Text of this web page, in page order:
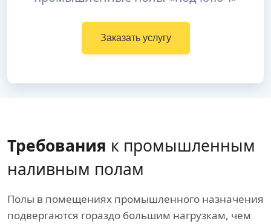
Заказать услугу
Требования к промышленным
наливным полам
Полы в помещениях промышленного назначения
подвергаются гораздо большим нагрузкам, чем